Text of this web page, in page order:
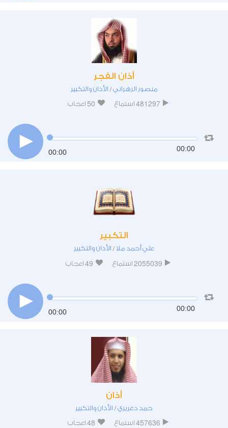
أذان الفجر
منصور الزهراني/ الأذان والتكبير
481297 استماع 50 اعجاب
00:00 00:00
التكبير
علي أحمد ملا / الأذان والتكبير
2055039 استماع 49 اعجاب
00:00 00:00
أذان
حمد دغريري/ الأذان والتكبير
457636 استماع 48 اعجاب